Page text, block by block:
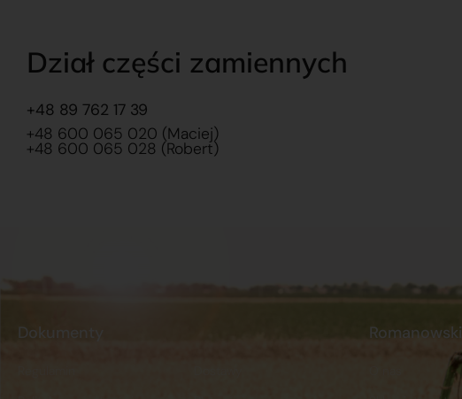
Dział części zamiennych
+48 89 762 17 39
+48 600 065 020 (Maciej)
+48 600 065 028 (Robert)
Dokumenty Romanowski